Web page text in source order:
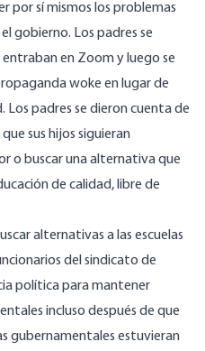
por sí mismos los problemas
gobierno. Los padres se
en Zoom y luego se
woke en lugar de
Los padres se dieron cuenta de
sus hijos siguieran
o buscar una alternativa que
de calidad, libre de
alternativas a las escuelas
del sindicato de
política para mantener
incluso después de que
gubernamentales estuvieran